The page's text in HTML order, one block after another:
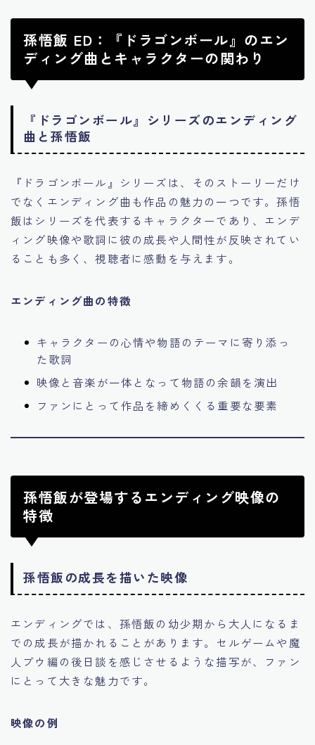
孫悟飯 ED：『ドラゴンボール』のエン
ディング曲とキャラクターの関わり
『ドラゴンボール』シリーズのエンディング
曲と孫悟飯
『ドラゴンボール』シリーズは、そのストーリーだけ
でなくエンディング曲も作品の魅力の一つです。孫悟
飯はシリーズを代表するキャラクターであり、エンデ
ィング映像や歌詞に彼の成長や人間性が反映されてい
ることも多く、視聴者に感動を与えます。
エンディング曲の特徴
キャラクターの心情や物語のテーマに寄り添っ
た歌詞
映像と音楽が一体となって物語の余韻を演出
ファンにとって作品を締めくくる重要な要素
孫悟飯が登場するエンディング映像の
特徴
孫悟飯の成長を描いた映像
エンディングでは、孫悟飯の幼少期から大人になるま
での成長が描かれることがあります。セルゲームや魔
人ブウ編の後日談を感じさせるような描写が、ファン
にとって大きな魅力です。
映像の例